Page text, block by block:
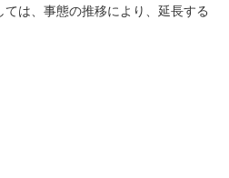
は、事態の推移により、延長する